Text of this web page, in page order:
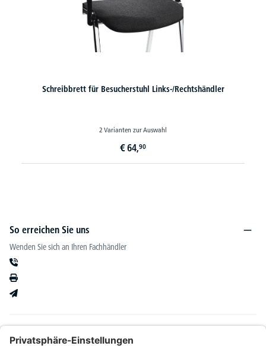
Schreibbrett für Besucherstuhl Links-/Rechtshändler
2 Varianten zur Auswahl
€ 64,90
So erreichen Sie uns
Wenden Sie sich an Ihren Fachhändler